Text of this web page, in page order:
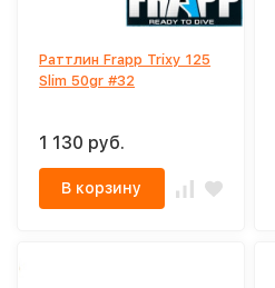
Раттлин Frapp Trixy 125
Slim 50gr #32
1 130 руб.
В корзину